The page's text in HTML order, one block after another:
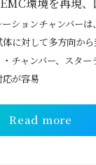
ーションチャンバー
体に対して多方向か
・チャンバー、スタ
が容易
Read more